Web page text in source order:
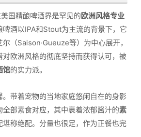
国精酿啤酒界是罕见的欧洲风格专业
啤酒以IPA和Stout为主流的背景下，它
（Saison·Gueuze等）为中心展开，
欧洲风格的彻底坚持而获得认可，被
馆的实力派。
带着宠物的当地家庭悠闲自在的身影
部素食对应，其中裹着浓郁酱汁的素
堪称绝配。分量也很足，作为正餐也完